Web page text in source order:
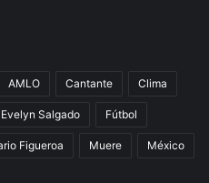
AMLO Cantante Clima
Evelyn Salgado Fútbol
Figueroa Muere México